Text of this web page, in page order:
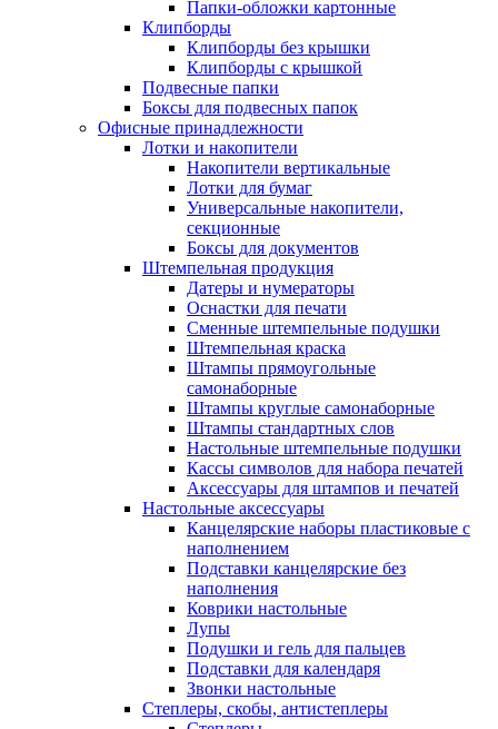
Папки-обложки картонные
Клипборды
Клипборды без крышки
Клипборды с крышкой
Подвесные папки
Боксы для подвесных папок
Офисные принадлежности
Лотки и накопители
Накопители вертикальные
Лотки для бумаг
Универсальные накопители,
секционные
Боксы для документов
Штемпельная продукция
Датеры и нумераторы
Оснастки для печати
Сменные штемпельные подушки
Штемпельная краска
Штампы прямоугольные
самонаборные
Штампы круглые самонаборные
Штампы стандартных слов
Настольные штемпельные подушки
Кассы символов для набора печатей
Аксессуары для штампов и печатей
Настольные аксессуары
Канцелярские наборы пластиковые с
наполнением
Подставки канцелярские без
наполнения
Коврики настольные
Лупы
Подушки и гель для пальцев
Подставки для календаря
Звонки настольные
Степлеры, скобы, антистеплеры